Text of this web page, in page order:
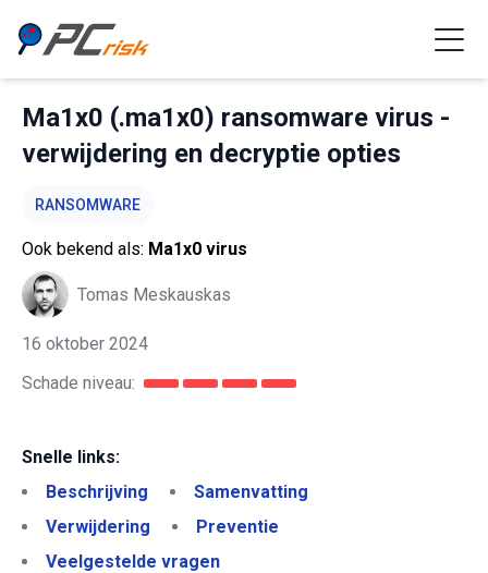
Ma1x0 (.ma1x0) ransomware virus -
verwijdering en decryptie opties
RANSOMWARE
Ook bekend als: Ma1x0 virus
Tomas Meskauskas
16 oktober 2024
Schade niveau:
Snelle links:
Beschrijving
Samenvatting
Verwijdering
Preventie
Veelgestelde vragen